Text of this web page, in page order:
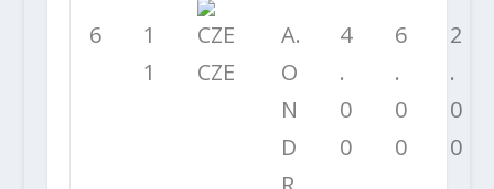
6
1
1
CZE
A.
O
N
D
4
.
0
0
6
.
0
0
2
.
0
0